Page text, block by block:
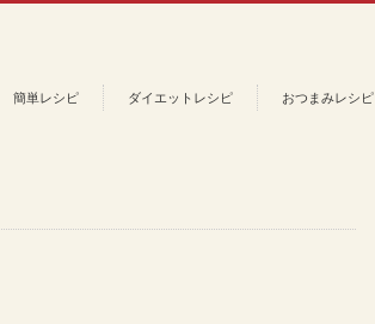
簡単レシピ ダイエットレシピ おつまみレシピ